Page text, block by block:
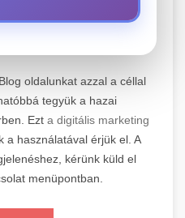
+
roller javítási és
Szakértő
szervízt nyújtanak
és modellhez.
Látogatása
Marketing
+
szolgáltatások,
média kezelést és
oldalunkat azzal a céllal
tegyük a hazai
Ezt a digitális marketing
a használatával érjük el. A
kérünk küld el
menüpontban.